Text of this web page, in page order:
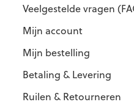
Veelgestelde vragen
Mijn account
Mijn bestelling
Betaling & Levering
Ruilen & Retourneren